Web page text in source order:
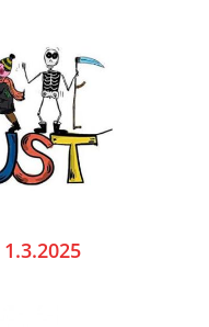
SDH Prace
PRACE
, 732851414
1.3.2025